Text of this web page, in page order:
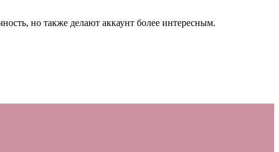
но также делают аккаунт более интересным.